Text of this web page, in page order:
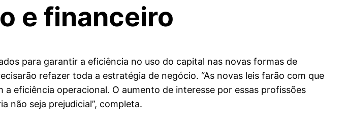
e financeiro
para garantir a eficiência no uso do capital nas novas formas de
refazer toda a estratégia de negócio. “As novas leis farão com que
eficiência operacional. O aumento de interesse por essas profissões
não seja prejudicial”, completa.